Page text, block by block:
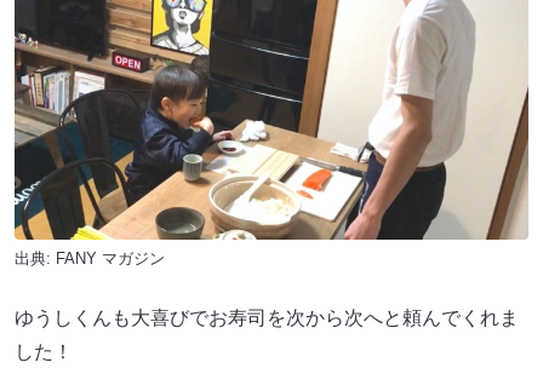
出典: FANY マガジン
ゆうしくんも大喜びでお寿司を次から次へと頼んでくれま
した！